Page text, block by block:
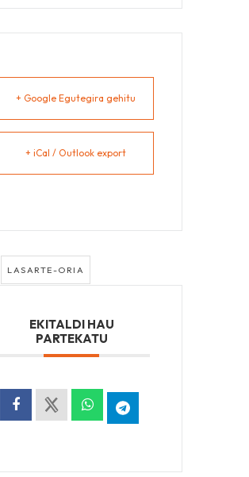
+ Google Egutegira gehitu
+ iCal / Outlook export
LASARTE-ORIA
EKITALDI HAU
PARTEKATU